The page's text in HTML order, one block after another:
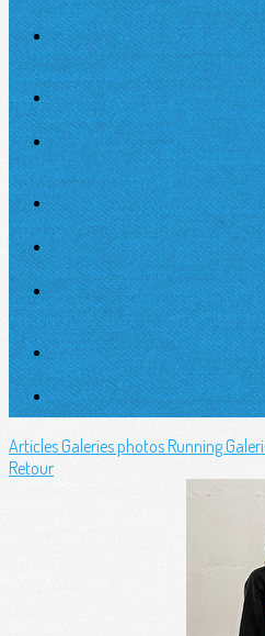
ArticlesGaleries photos Running
Retour